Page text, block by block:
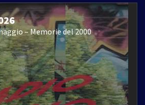
– Memorie del 2000